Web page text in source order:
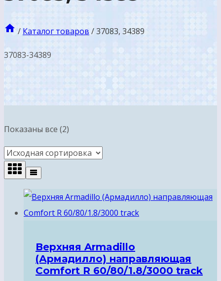
/ Каталог товаров /37083, 34389
37083-34389
Показаны все (2)
Верхняя Armadillo
(Армадилло) направляющая
Comfort R 60/80/1.8/3000 track